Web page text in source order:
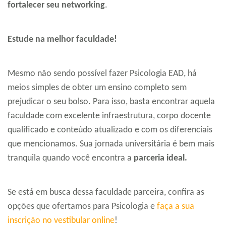
fortalecer seu networking.
Estude na melhor faculdade!
Mesmo não sendo possível fazer Psicologia EAD, há
meios simples de obter um ensino completo sem
prejudicar o seu bolso. Para isso, basta encontrar aquela
faculdade com excelente infraestrutura, corpo docente
qualificado e conteúdo atualizado e com os diferenciais
que mencionamos. Sua jornada universitária é bem mais
tranquila quando você encontra a parceria ideal.
Se está em busca dessa faculdade parceira, confira as
opções que ofertamos para Psicologia e faça a sua
inscrição no vestibular online!